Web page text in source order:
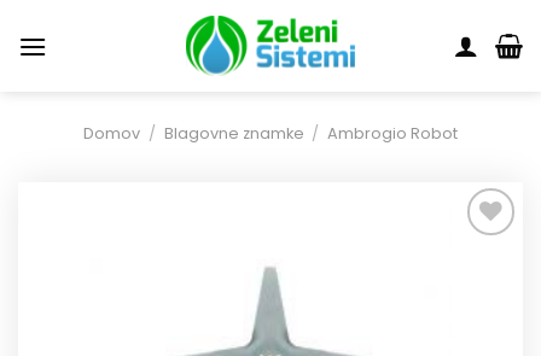
na
Domov / Blagovne znamke / Ambrogio Robot